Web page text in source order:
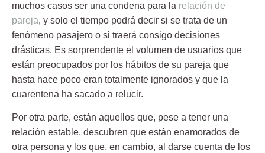
muchos casos ser una condena para la relación de
pareja, y solo el tiempo podrá decir si se trata de un
fenómeno pasajero o si traerá consigo decisiones
drásticas. Es sorprendente el volumen de usuarios que
están preocupados por los hábitos de su pareja que
hasta hace poco eran totalmente ignorados y que la
cuarentena ha sacado a relucir.
Por otra parte, están aquellos que, pese a tener una
relación estable, descubren que están enamorados de
otra persona y los que, en cambio, al darse cuenta de los